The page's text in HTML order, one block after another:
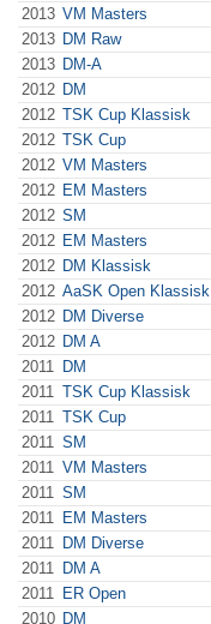
2013 VM Masters
2013 DM Raw
2013 DM-A
2012 DM
2012 TSK Cup Klassisk
2012 TSK Cup
2012 VM Masters
2012 EM Masters
2012 SM
2012 EM Masters
2012 DM Klassisk
2012 AaSK Open Klassisk
2012 DM Diverse
2012 DM A
2011 DM
2011 TSK Cup Klassisk
2011 TSK Cup
2011 SM
2011 VM Masters
2011 SM
2011 EM Masters
2011 DM Diverse
2011 DM A
2011 ER Open
2010 DM